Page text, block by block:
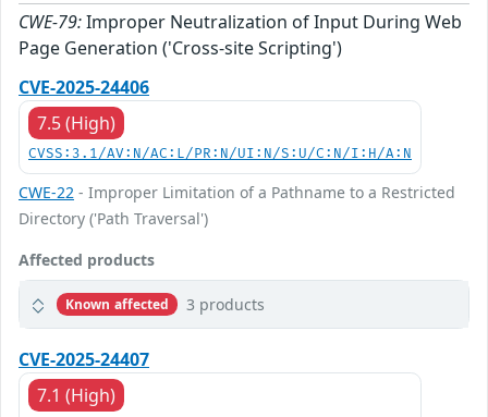
CWE-79:Improper Neutralization of Input During Web
Page Generation ('Cross-site Scripting')
CVE-2025-24406
7.5 (High)
CVSS:3.1/AV:N/AC:L/PR:N/UI:N/S:U/C:N/I:H/A:N
CWE-22 - Improper Limitation of a Pathname to a Restricted
Directory ('Path Traversal')
Affected products
Known affected 3 products
CVE-2025-24407
7.1 (High)